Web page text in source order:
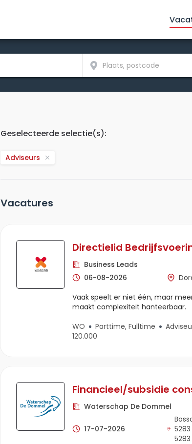
Geselecteerde selectie(s):
Adviseurs
Vacatures
Directielid
Business Leads
06-08-2026
Vaak speelt er niet één, maar
maakt complexiteit hanteerbaar.
WO
Parttime, Fulltime
120.000
Financieel/subsidie
Waterschap De Dommel
17-07-2026
5283
5283